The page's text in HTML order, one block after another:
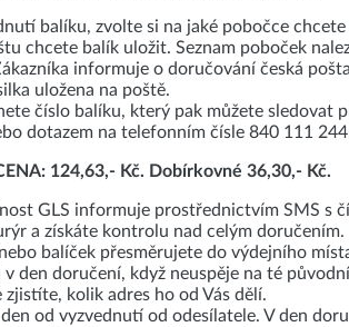
balíku, zvolte si na jaké pobočce
chcete balík uložit. Seznam poboček
informuje o doručování česká
uložena na poště.
číslo balíku, který pak můžete sledovat
dotazem na telefonním čísle 840 111
124,63,- Kč. Dobírkovné 36,30,- Kč.
GLS informuje prostřednictvím SMS s
a získáte kontrolu nad celým doručením.
balíček přesměrujete do výdejního
den doručení, když neuspěje na té
kolik adres ho od Vás dělí.
od vyzvednutí od odesílatele. V den